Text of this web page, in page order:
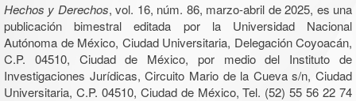
Hechos y Derechos, vol. 16, núm. 86, marzo-abril de 2025, es una
publicación bimestral editada por la Universidad Nacional
Autónoma de México, Ciudad Universitaria, Delegación Coyoacán,
C.P. 04510, Ciudad de México, por medio del Instituto de
Investigaciones Jurídicas, Circuito Mario de la Cueva s/n, Ciudad
Universitaria, C.P. 04510, Ciudad de México, Tel. (52) 55 56 22 74